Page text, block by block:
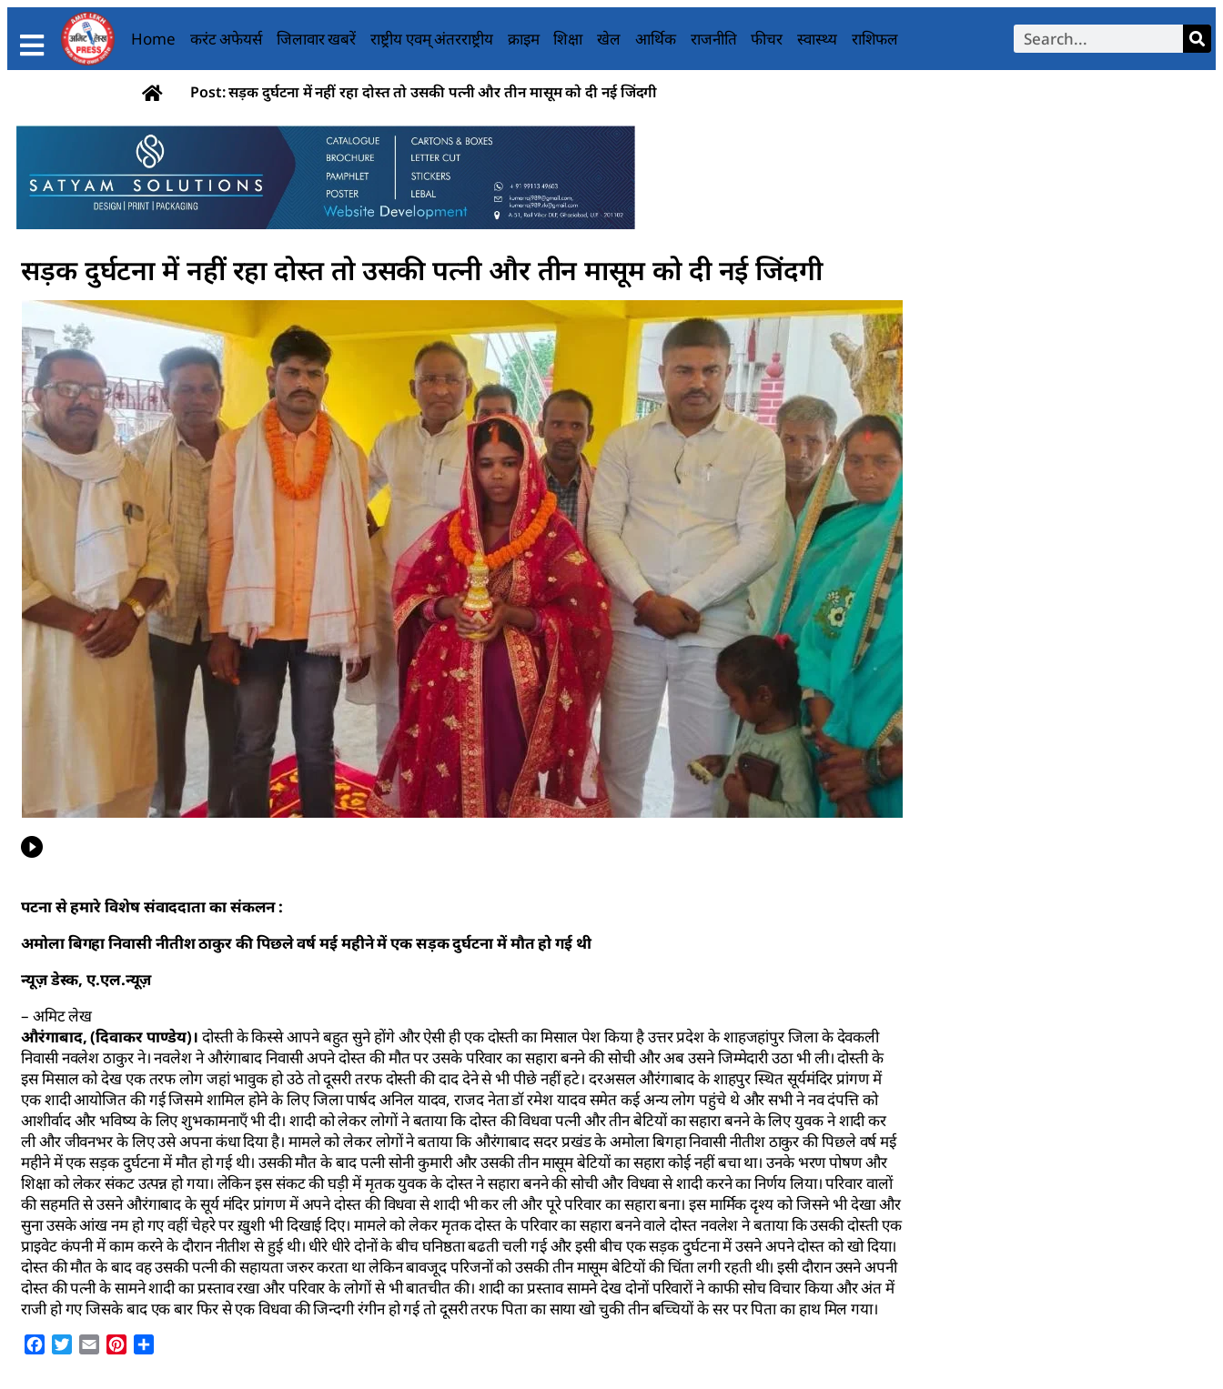
Home करंट अफेयर्स जिलावार खबरें राष्ट्रीय एवम् अंतरराष्ट्रीय क्राइम शिक्षा खेल आर्थिक राजनीति फीचर स्वास्थ्य राशिफल
Post: सड़क दुर्घटना में नहीं रहा दोस्त तो उसकी पत्नी और तीन मासूम को दी नई जिंदगी
सड़क दुर्घटना में नहीं रहा दोस्त तो उसकी पत्नी और तीन मासूम को दी नई जिंदगी
पटना से हमारे विशेष संवाददाता का संकलन :
अमोला बिगहा निवासी नीतीश ठाकुर की पिछले वर्ष मई महीने में एक सड़क दुर्घटना में मौत हो गई थी
न्यूज़ डेस्क, ए.एल.न्यूज़
– अमिट लेख
औरंगाबाद, (दिवाकर पाण्डेय)। दोस्ती के किस्से आपने बहुत सुने होंगे और ऐसी ही एक दोस्ती का मिसाल पेश किया है उत्तर प्रदेश के शाहजहांपुर जिला के देवकली
निवासी नवलेश ठाकुर ने। नवलेश ने औरंगाबाद निवासी अपने दोस्त की मौत पर उसके परिवार का सहारा बनने की सोची और अब उसने जिम्मेदारी उठा भी ली। दोस्ती के
इस मिसाल को देख एक तरफ लोग जहां भावुक हो उठे तो दूसरी तरफ दोस्ती की दाद देने से भी पीछे नहीं हटे। दरअसल औरंगाबाद के शाहपुर स्थित सूर्यमंदिर प्रांगण में
एक शादी आयोजित की गई जिसमे शामिल होने के लिए जिला पार्षद अनिल यादव, राजद नेता डॉ रमेश यादव समेत कई अन्य लोग पहुंचे थे और सभी ने नव दंपत्ति को
आशीर्वाद और भविष्य के लिए शुभकामनाएँ भी दी। शादी को लेकर लोगों ने बताया कि दोस्त की विधवा पत्नी और तीन बेटियों का सहारा बनने के लिए युवक ने शादी कर
ली और जीवनभर के लिए उसे अपना कंधा दिया है। मामले को लेकर लोगों ने बताया कि औरंगाबाद सदर प्रखंड के अमोला बिगहा निवासी नीतीश ठाकुर की पिछले वर्ष मई
महीने में एक सड़क दुर्घटना में मौत हो गई थी। उसकी मौत के बाद पत्नी सोनी कुमारी और उसकी तीन मासूम बेटियों का सहारा कोई नहीं बचा था। उनके भरण पोषण और
शिक्षा को लेकर संकट उत्पन्न हो गया। लेकिन इस संकट की घड़ी में मृतक युवक के दोस्त ने सहारा बनने की सोची और विधवा से शादी करने का निर्णय लिया। परिवार वालों
की सहमति से उसने औरंगाबाद के सूर्य मंदिर प्रांगण में अपने दोस्त की विधवा से शादी भी कर ली और पूरे परिवार का सहारा बना। इस मार्मिक दृश्य को जिसने भी देखा और
सुना उसके आंख नम हो गए वहीं चेहरे पर ख़ुशी भी दिखाई दिए। मामले को लेकर मृतक दोस्त के परिवार का सहारा बनने वाले दोस्त नवलेश ने बताया कि उसकी दोस्ती एक
प्राइवेट कंपनी में काम करने के दौरान नीतीश से हुई थी। धीरे धीरे दोनों के बीच घनिष्ठता बढती चली गई और इसी बीच एक सड़क दुर्घटना में उसने अपने दोस्त को खो दिया।
दोस्त की मौत के बाद वह उसकी पत्नी की सहायता जरुर करता था लेकिन बावजूद परिजनों को उसकी तीन मासूम बेटियों की चिंता लगी रहती थी। इसी दौरान उसने अपनी
दोस्त की पत्नी के सामने शादी का प्रस्ताव रखा और परिवार के लोगों से भी बातचीत की। शादी का प्रस्ताव सामने देख दोनों परिवारों ने काफी सोच विचार किया और अंत में
राजी हो गए जिसके बाद एक बार फिर से एक विधवा की जिन्दगी रंगीन हो गई तो दूसरी तरफ पिता का साया खो चुकी तीन बच्चियों के सर पर पिता का हाथ मिल गया।
Facebook
Twitter
Email Pinterest